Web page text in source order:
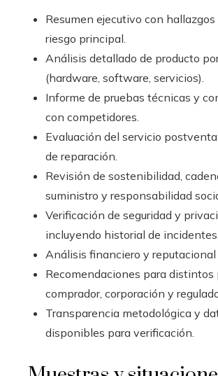
Resumen ejecutivo con
riesgo principal.
Análisis detallado de producto
(hardware, software, servicios).
Informe de pruebas técnicas y
con competidores.
Evaluación del servicio
de reparación.
Revisión de sostenibilidad,
suministro y responsabilidad
Verificación de seguridad y
incluyendo historial de incidentes.
Análisis financiero y reputacional
Recomendaciones para distintos
comprador, corporación y
Transparencia metodológica y
disponibles para verificación.